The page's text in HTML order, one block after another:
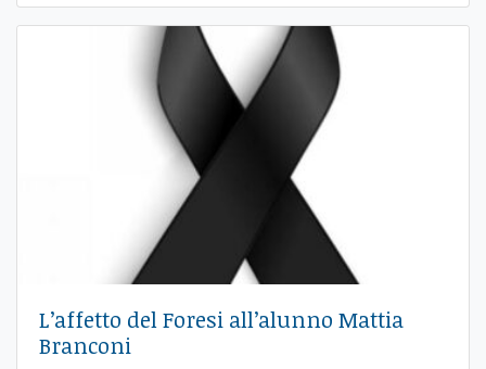
L’affetto del Foresi all’alunno Mattia
Branconi